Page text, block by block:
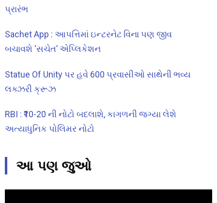
પ્રારંભ
Sachet App : આપત્તિમાં ઇન્ટરનેટ વિના પણ જીવ
બચાવશે ‘સચેત’ એપ્લિકેશન
Statue Of Unity પર હવે 600 પ્રવાસીઓ સાથેની ભવ્ય
લક્ઝરી ક્રૂઝ
RBI : ₹10-20 ની નોટો બદલાશે, કાગળની જગ્યા લેશે
અત્યાધુનિક પોલિમર નોટો
આ પણ જુઓ